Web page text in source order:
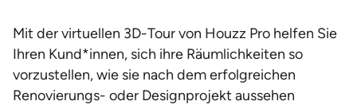
Mit der virtuellen 3D-Tour von Houzz Pro helfen Sie
Ihren Kund*innen, sich ihre Räumlichkeiten so
vorzustellen, wie sie nach dem erfolgreichen
Renovierungs- oder Designprojekt aussehen